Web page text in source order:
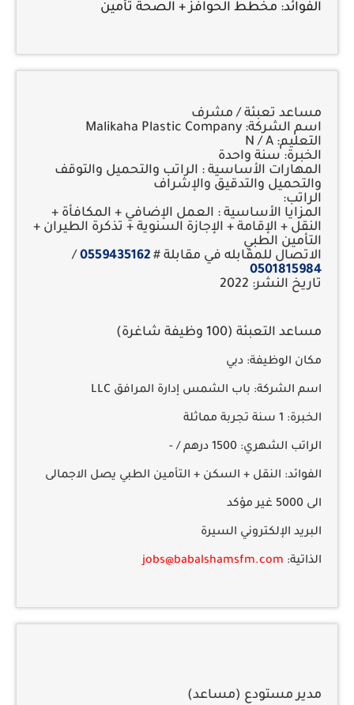
الفوائد: مخطط الحوافز + الصحة تأمين
مساعد تعبئة / مشرف
اسم الشركة: Malikaha Plastic Company
التعليم: N / A
الخبرة: سنة واحدة
المهارات الأساسية : الراتب والتحميل والتوقف
والتحميل والتدقيق والإشراف
الراتب:
المزايا الأساسية : العمل الإضافي + المكافأة +
النقل + الإقامة + الإجازة السنوية + تذكرة الطيران +
التأمين الطبي
الاتصال للمقابله في مقابلة # 0559435162
/
0501815984
تاريخ النشر: 2022
مساعد التعبئة (100 وظيفة شاغرة)
مكان الوظيفة: دبي
اسم الشركة: باب الشمس إدارة المرافق LLC
الخبرة:
الراتب الشهري:
الفوائد: النقل + السكن + التأمين الطبي يصل الاجمالى
الى 5000 غير مؤكد
البريد الإلكتروني السيرة
الذاتية: jobs@babalshamsfm.com
مدير مستودع (مساعد)